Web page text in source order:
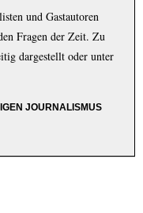
und Gastautoren
Fragen der Zeit. Zu
dargestellt oder unter
JOURNALISMUS